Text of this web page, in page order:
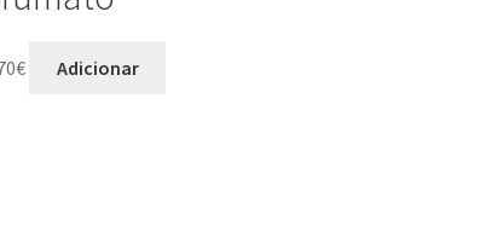
€ Adicionar